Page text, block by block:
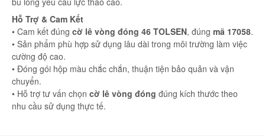
Hỗ Trợ & Cam Kết
• Cam kết đúng cờ lê vòng đóng 46 TOLSEN, đúng mã 17058.
• Sản phẩm phù hợp sử dụng lâu dài trong môi trường làm việc
cường độ cao.
• Đóng gói hộp màu chắc chắn, thuận tiện bảo quản và vận
chuyển.
• Hỗ trợ tư vấn chọn cờ lê vòng đóng đúng kích thước theo
nhu cầu sử dụng thực tế.